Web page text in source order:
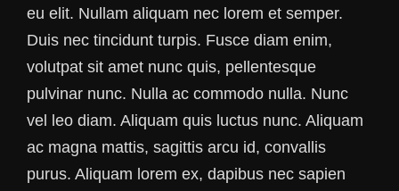
eu elit. Nullam aliquam nec lorem et semper.
Duis nec tincidunt turpis. Fusce diam enim,
volutpat sit amet nunc quis, pellentesque
pulvinar nunc. Nulla ac commodo nulla. Nunc
vel leo diam. Aliquam quis luctus nunc. Aliquam
ac magna mattis, sagittis arcu id, convallis
purus. Aliquam lorem ex, dapibus nec sapien